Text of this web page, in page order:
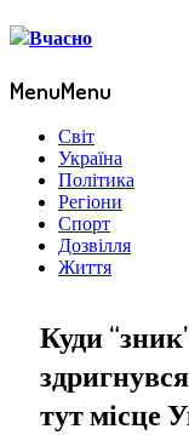
MenuMenu
Світ
Україна
Політика
Регіони
Спорт
Дозвілля
Життя
Куди
тут місце